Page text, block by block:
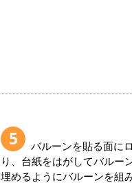
5
バルーンを貼る面に
り、台紙をはがしてバルー
埋めるようにバルーンを組